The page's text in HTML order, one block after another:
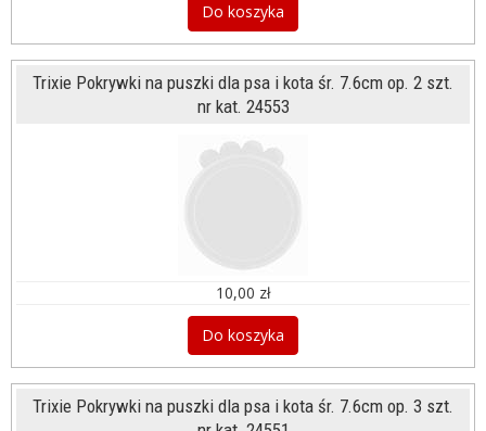
Do koszyka
Trixie Pokrywki na puszki dla psa i kota śr. 7.6cm op. 2 szt.
nr kat. 24553
10,00 zł
Do koszyka
Trixie Pokrywki na puszki dla psa i kota śr. 7.6cm op. 3 szt.